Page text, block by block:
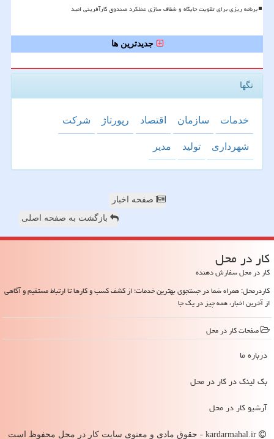
برنامه ریزی برای تقویت جایگاه و شفاف سازی عملکرد صندوق کارآفرینی امید
جدیدترین ها
تگها
خدمات سازمان اقتصاد رپورتاژ شركت
شهرداری تولید مدیر
صفحه اخبار
بازگشت به صفحه اصلی
كار در محل
کار در محل سفارش دهنده
کاردرمحل: همراه شما در جستجوی بهترین خدمات؛ از کشف کسب و کارها تا ارتباط مستقیم و آگاهی
از آخرین اخبار، همه چیز در یک جا
صفحات كار در محل
درباره ما
بک لینک در كار در محل
آرشیو كار در محل